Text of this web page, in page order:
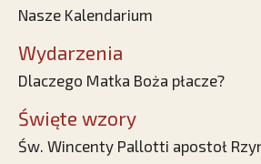
Nasze Kalendarium
Wydarzenia
Dlaczego Matka Boża płacze?
Święte wzory
Św. Wincenty Pallotti apostoł